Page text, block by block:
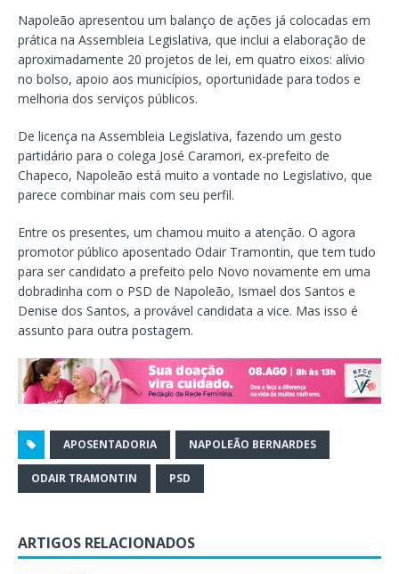
Napoleão apresentou um balanço de ações já colocadas em
prática na Assembleia Legislativa, que inclui a elaboração de
aproximadamente 20 projetos de lei, em quatro eixos: alívio
no bolso, apoio aos municípios, oportunidade para todos e
melhoria dos serviços públicos.
De licença na Assembleia Legislativa, fazendo um gesto
partidário para o colega José Caramori, ex-prefeito de
Chapeco, Napoleão está muito a vontade no Legislativo, que
parece combinar mais com seu perfil.
Entre os presentes, um chamou muito a atenção. O agora
promotor público aposentado Odair Tramontin, que tem tudo
para ser candidato a prefeito pelo Novo novamente em uma
dobradinha com o PSD de Napoleão, Ismael dos Santos e
Denise dos Santos, a provável candidata a vice. Mas isso é
assunto para outra postagem.
APOSENTADORIA NAPOLEÃO BERNARDES
ODAIR TRAMONTIN PSD
ARTIGOS RELACIONADOS